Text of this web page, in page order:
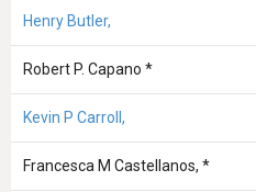
Henry Butler,
Robert P. Capano *
Kevin P Carroll,
Francesca M Castellanos, *